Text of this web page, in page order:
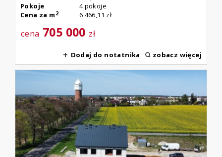
Pokoje
4 pokoje
Cena za m 2 6 466,11 zł
cena 705 000 zł
Dodaj do notatnika zobacz więcej